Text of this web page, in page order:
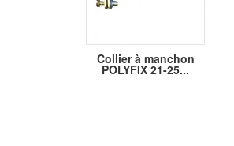
Collier à manchon
POLYFIX 21-25...